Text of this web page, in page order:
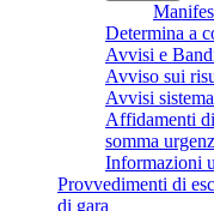
Determina a
Avvisi e
Avviso sui
Avvisi
Affidamenti
somma
Informazioni
Provvedimenti di
di gara